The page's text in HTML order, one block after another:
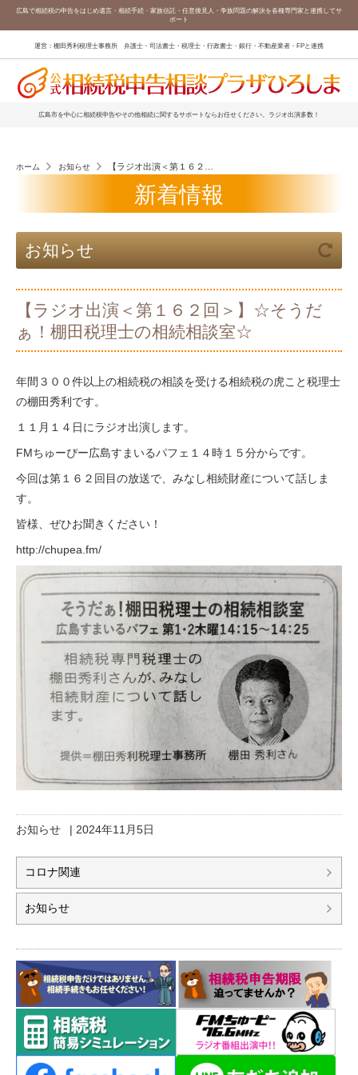
広島で相続税の申告をはじめ遺言・相続手続・家族信託・任意後見人・争族問題の解決を各種専門家と連携してサ
ポート
運営：棚田秀利税理士事務所 弁護士・司法書士・税理士・行政書士・銀行・不動産業者・FPと連携
広島市を中心に相続税申告やその他相続に関するサポートならお任せください。ラジオ出演多数！
ホーム お知らせ
新着情報
お知らせ
【ラジオ出演＜第１６２回＞】☆そうだ
ぁ！棚田税理士の相続相談室☆
年間３００件以上の相続税の相談を受ける相続税の虎こと税理士
の棚田秀利です。
１１月１４日にラジオ出演します。
FMちゅーぴー広島すまいるパフェ１４時１５分からです。
今回は第１６２回目の放送で、みなし相続財産について話しま
す。
皆様、ぜひお聞きください！
http://chupea.fm/
お知らせ | 2024年11月5日
コロナ関連
お知らせ